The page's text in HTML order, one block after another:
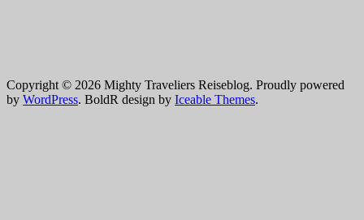
Copyright © 2026 Mighty Traveliers Reiseblog. Proudly powered
by WordPress. BoldR design by Iceable Themes.